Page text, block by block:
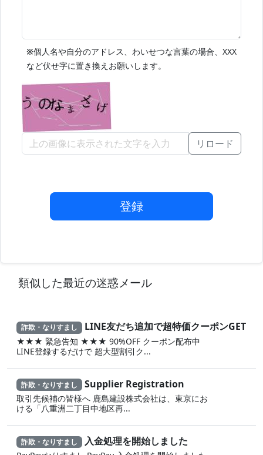
※個人名や自分のアドレス、わいせつな言葉の場合、XXX
など伏せ字に置き換えお願いします。
リロード
登録
類似した最近の迷惑メール
詐欺・なりすまし LINE友だち追加で超特価クーポンGET
★★★ 緊急告知 ★★★ 90%OFF クーポン配布中
LINE登録するだけで 超大型割引ク...
詐欺・なりすまし Supplier Registration
取引先候補の皆様へ 鹿島建設株式会社は、東京にお
ける「八重洲二丁目中地区再...
詐欺・なりすまし 入金処理を開始しました